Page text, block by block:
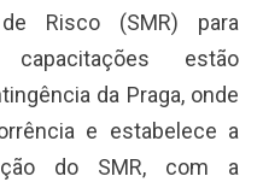
Risco (SMR) para
capacitações estão
da Praga, onde
e estabelece a
do SMR, com a